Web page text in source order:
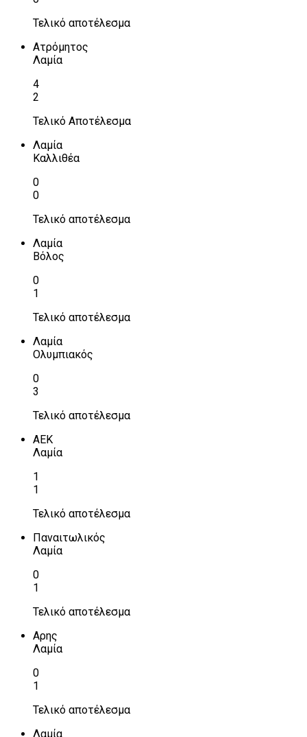
Τελικό αποτέλεσμα
Ατρόμητος
Λαμία
4
2
Τελικό Αποτέλεσμα
Λαμία
Καλλιθέα
0
0
Τελικό αποτέλεσμα
Λαμία
Βόλος
0
1
Τελικό αποτέλεσμα
Λαμία
Ολυμπιακός
0
3
Τελικό αποτέλεσμα
ΑΕΚ
Λαμία
1
1
Τελικό αποτέλεσμα
Παναιτωλικός
Λαμία
0
1
Τελικό αποτέλεσμα
Αρης
Λαμία
0
1
Τελικό αποτέλεσμα
Λαμία